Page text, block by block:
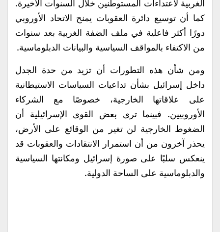
الغربية لاعتداءات المستوطنين خلال السنوات الأخيرة.
كما أن توسيع دائرة العقوبات يمنح الاتحاد الأوروبي
دورًا أكثر فاعلية في ملف الضفة الغربية بعد سنوات
من الاكتفاء بالمواقف السياسية والبيانات الدبلوماسية.
ومن شأن هذه التطورات أن تزيد من حدة الجدل
داخل إسرائيل بشأن تداعيات السياسات الاستيطانية
على علاقاتها الخارجية، خصوصًا مع الشركاء
الأوروبيين. فبينما ترى بعض القوى الإسرائيلية أن
الضغوط الخارجية لن تغير من الوقائع على الأرض،
يحذر آخرون من أن استمرار الانتقادات والعقوبات قد
ينعكس سلبًا على صورة إسرائيل ومكانتها السياسية
والدبلوماسية على الساحة الدولية.